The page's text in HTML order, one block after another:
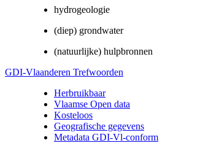
hydrogeologie
(diep) grondwater
(natuurlijke) hulpbronnen
GDI-Vlaanderen Trefwoorden
Herbruikbaar
Vlaamse Open data
Kosteloos
Geografische gegevens
Metadata GDI-Vl-conform